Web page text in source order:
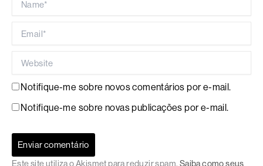
Notifique-me sobre novos comentários por e-mail.
Notifique-me sobre novas publicações por e-mail.
Este site utiliza o Akismet para reduzir spam. Saiba como seus